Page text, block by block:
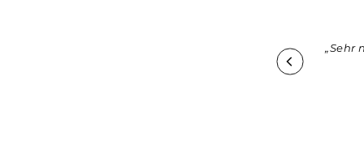
„Sehr
mir eine "gebrauchte" Tasche zu kaufen, aber die
sich. Die Tasche die ich erworben habe ist über 20